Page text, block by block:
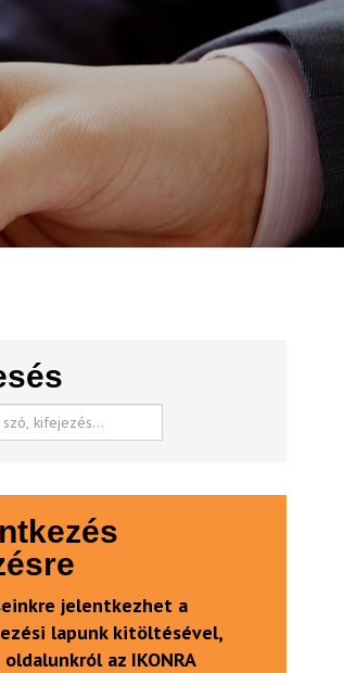
jelentkezhet a
lapunk kitöltésével,
az IKONRA